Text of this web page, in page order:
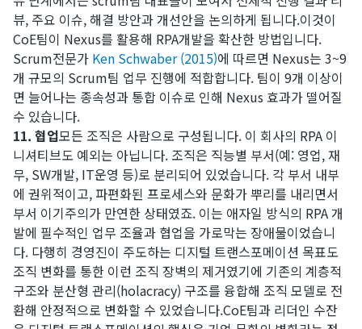
뷰, 주요 이슈, 해결 방안과 개선안을 논의하게 됩니다.​이것이
CoE팀이 Nexus를 활용해 RPA개발을 확산한 방법입니다.
Scrum전문가 Ken Schwaber (2015)에 따르면 Nexus는 3~9
개 규모의 Scrum팀 업무 진행에 적합합니다. 팀이 9개 이상이
면 늘어나는 종속성과 통합 이슈로 인해 Nexus 효과가 떨어질
수 있습니다.
11. 협업모든 조직은 사람으로 구성됩니다. 이 회사의 RPA 이
니셔티브도 예외는 아닙니다. 조직은 직능별 부서(예: 영업, 재
무, SW개발, IT운영 등)로 분리되어 있었습니다. 각 부서 내부
에 권위적이고, 파편화된 프로세스와 문화가 뿌리를 내리면서
부서 이기주의가 만연한 상태였죠. 이는 애자일 방식의 RPA 개
발에 필수적인 업무 조율과 협업을 가로막는 장애물이었습니
다. 다행히 경영진이 주도하는 디지털 트랜스포메이션 목표도
조직 변화를 통한 이런 조직 장벽의 제거였기에 기존의 계층적
구조와 분산형 관리(holacracy) 구조를 융합해 조직 모델로 전
환해 안정적으로 변화할 수 있었습니다.​CoE팀과 리더인 수잔